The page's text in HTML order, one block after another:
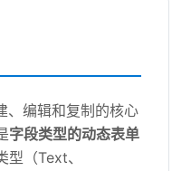
、编辑和复制的核心
字段类型的动态表单
（Text、